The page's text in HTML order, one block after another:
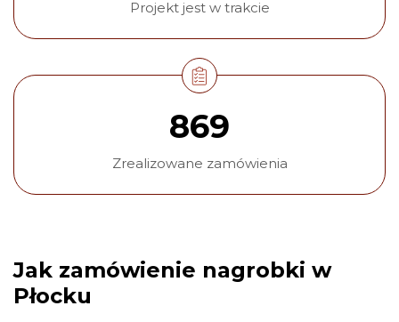
Projekt jest w trakcie
869
Zrealizowane zamówienia
Jak zamówienie nagrobki w
Płocku